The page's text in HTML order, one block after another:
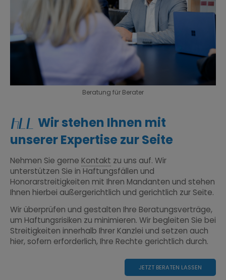
Beratung für Berater
Wir stehen Ihnen mit
unserer Expertise zur Seite
Nehmen Sie gerne Kontakt zu uns auf. Wir
unterstützen Sie in Haftungsfällen und
Honorarstreitigkeiten mit Ihren Mandanten und stehen
Ihnen hierbei außergerichtlich und gerichtlich zur Seite.
Wir überprüfen und gestalten Ihre Beratungsverträge,
um Haftungsrisiken zu minimieren. Wir begleiten Sie bei
Streitigkeiten innerhalb Ihrer Kanzlei und setzen auch
hier, sofern erforderlich, Ihre Rechte gerichtlich durch.
JETZT BERATEN LASSEN